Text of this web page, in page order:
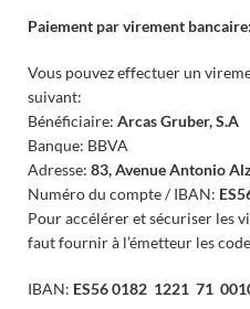
Paiement par virement bancaire:
Vous pouvez effectuer un
suivant:
Bénéficiaire: Arcas Gruber, S.A
Banque: BBVA
Adresse: 83, Avenue Antonio
Numéro du compte / IBAN:
Pour accélérer et sécuriser les
faut fournir à l’émetteur les
IBAN: ES56 0182 1221 71